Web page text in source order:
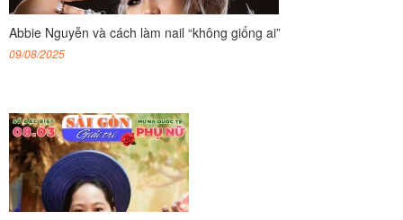
Abbie Nguyễn và cách làm nail “không giống ai”
09/08/2025